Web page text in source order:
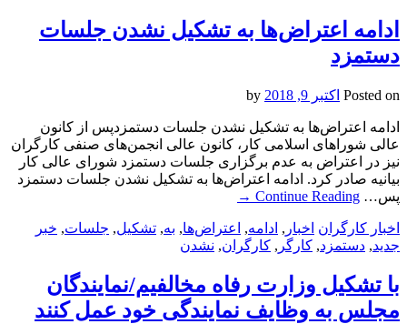
ادامه اعتراض‌ها به تشکیل نشدن جلسات
دستمزد
Posted on اکتبر 9, 2018
ادامه اعتراض‌ها به تشکیل نشدن جلسات دستمزدپس از کانون
عالی شوراهای اسلامی کار، کانون عالی انجمن‌های صنفی کارگران
نیز در اعتراض به عدم برگزاری جلسات دستمزد شورای عالی کار
بیانیه صادر کرد. ادامه اعتراض‌ها به تشکیل نشدن جلسات دستمزد
پس… Continue Reading
→
اخبار کارگران اخبار , ادامه, اعتراض‌ها, به, تشکیل, جلسات, خبر
جدید, دستمزد, کارگر , کارگران, نشدن
با تشکیل وزارت رفاه مخالفیم/نمایندگان
مجلس به وظایف نمایندگی خود عمل کنند